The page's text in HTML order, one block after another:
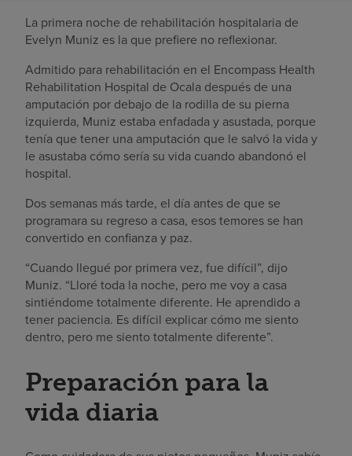
La primera noche de rehabilitación hospitalaria de
Evelyn Muniz es la que prefiere no reflexionar.
Admitido para rehabilitación en el Encompass Health
Rehabilitation Hospital de Ocala después de una
amputación por debajo de la rodilla de su pierna
izquierda, Muniz estaba enfadada y asustada, porque
tenía que tener una amputación que le salvó la vida y
le asustaba cómo sería su vida cuando abandonó el
hospital.
Dos semanas más tarde, el día antes de que se
programara su regreso a casa, esos temores se han
convertido en confianza y paz.
“Cuando llegué por primera vez, fue difícil”, dijo
Muniz. “Lloré toda la noche, pero me voy a casa
sintiéndome totalmente diferente. He aprendido a
tener paciencia. Es difícil explicar cómo me siento
dentro, pero me siento totalmente diferente”.
Preparación para la
vida diaria